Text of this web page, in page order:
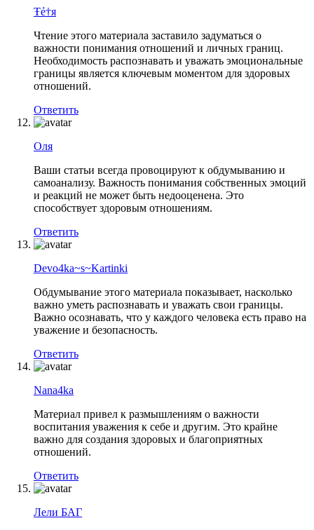
Ŧẻ†я
Чтение этого материала заставило задуматься о
важности понимания отношений и личных границ.
Необходимость распознавать и уважать эмоциональные
границы является ключевым моментом для здоровых
отношений.
Ответить
Оля
Ваши статьи всегда провоцируют к обдумыванию и
самоанализу. Важность понимания собственных эмоций
и реакций не может быть недооценена. Это
способствует здоровым отношениям.
Ответить
Devo4ka~s~Kartinki
Обдумывание этого материала показывает, насколько
важно уметь распознавать и уважать свои границы.
Важно осознавать, что у каждого человека есть право на
уважение и безопасность.
Ответить
Nana4ka
Материал привел к размышлениям о важности
воспитания уважения к себе и другим. Это крайне
важно для создания здоровых и благоприятных
отношений.
Ответить
Лели БАГ